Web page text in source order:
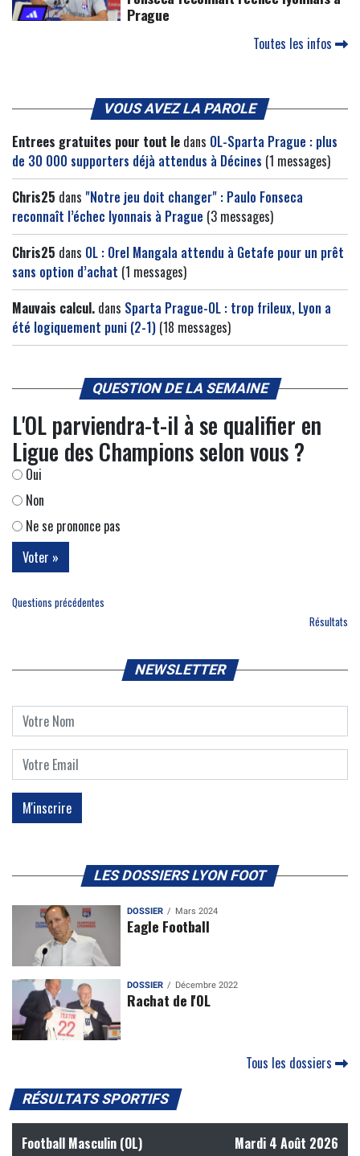
Prague
Toutes les infos
VOUS AVEZ LA PAROLE
Entrees gratuites pour tout le dans OL-Sparta Prague : plus
de 30 000 supporters déjà attendus à Décines (1 messages)
Chris25 dans "Notre jeu doit changer" : Paulo Fonseca
reconnaît l’échec lyonnais à Prague (3 messages)
Chris25 dans OL : Orel Mangala attendu à Getafe pour un prêt
sans option d’achat (1 messages)
Mauvais calcul. dans Sparta Prague-OL : trop frileux, Lyon a
été logiquement puni (2-1) (18 messages)
QUESTION DE LA SEMAINE
L'OL parviendra-t-il à se qualifier en
Ligue des Champions selon vous ?
Oui
Non
Ne se prononce pas
Questions précédentes
Résultats
NEWSLETTER
LES DOSSIERS LYON FOOT
DOSSIER Mars 2024
Eagle Football
DOSSIER Décembre 2022
Rachat de l'OL
Tous les dossiers
RÉSULTATS SPORTIFS
Football Masculin (OL) Mardi 4 Août 2026